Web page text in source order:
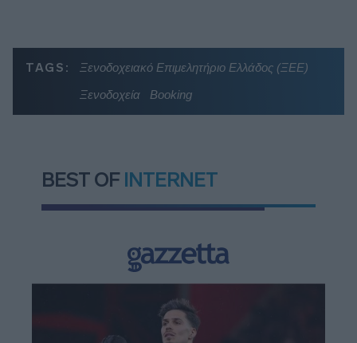
TAGS:
Ξενοδοχειακό Επιμελητήριο Ελλάδος (ΞΕΕ)
Ξενοδοχεία
Booking
BEST OF INTERNET